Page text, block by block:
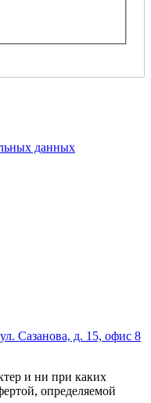
данных
Сазанова, д. 15, офис 8
и ни при каких
определяемой